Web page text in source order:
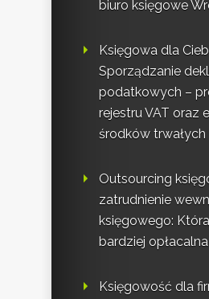
biuro księgowe
Księgowa dla
Sporządzanie
podatkowych –
rejestru VAT oraz
środków
Outsourcing
zatrudnienie
księgowego:
bardziej
Księgowość dla